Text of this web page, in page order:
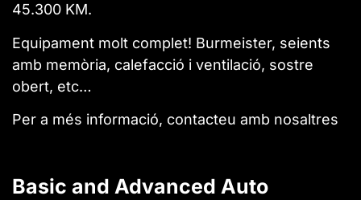
45.300 KM.
Equipament molt complet! Burmeister, seients
amb memòria, calefacció i ventilació, sostre
obert, etc…
Per a més informació, contacteu amb nosaltres
Basic and Advanced Auto